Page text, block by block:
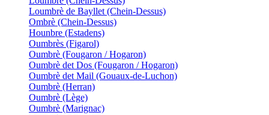
Loumbrè de Bayllet (Chein-Dessus)
Ombrè (Chein-Dessus)
Hounbre (Estadens)
Oumbrès (Figarol)
Oumbrè (Fougaron / Hogaron)
Oumbrè det Dos (Fougaron / Hogaron)
Oumbrè det Mail (Gouaux-de-Luchon)
Oumbrè (Herran)
Oumbrè (Lège)
Oumbrè (Marignac)